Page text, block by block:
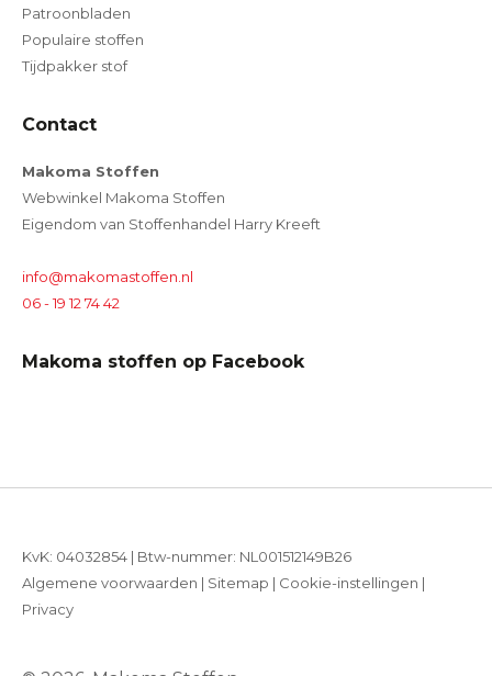
Patroonbladen
Populaire stoffen
Tijdpakker stof
Contact
Makoma Stoffen
Webwinkel Makoma Stoffen
Eigendom van Stoffenhandel Harry Kreeft
info@makomastoffen.nl
06 - 19 12 74 42
Makoma stoffen op Facebook
KvK: 04032854 | Btw-nummer: NL001512149B26
Algemene voorwaarden | Sitemap | Cookie-instellingen |
Privacy